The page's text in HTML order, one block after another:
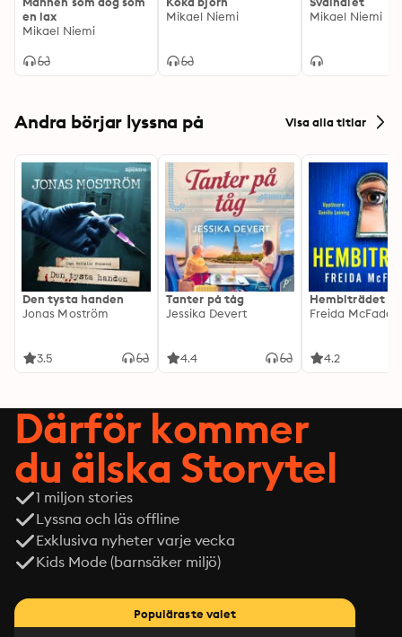
en lax
Mikael Niemi
Mikael Niemi
Mikael Niemi
Andra börjar lyssna på Visa alla titlar
Den tysta handen
Jonas Moström
3.5
Tanter på tåg
Jessika Devert
4.4
Hembiträdet
Freida
4.2
Därför kommer
du älska Storytel
1 miljon stories
Lyssna och läs offline
Exklusiva nyheter varje vecka
Kids Mode (barnsäker miljö)
Populäraste valet